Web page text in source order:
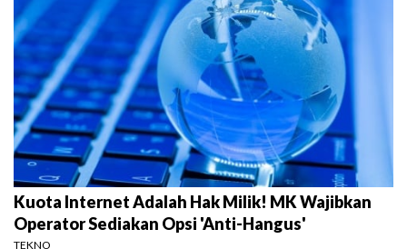
Kuota Internet Adalah Hak Milik! MK Wajibkan
Operator Sediakan Opsi 'Anti-Hangus'
TEKNO